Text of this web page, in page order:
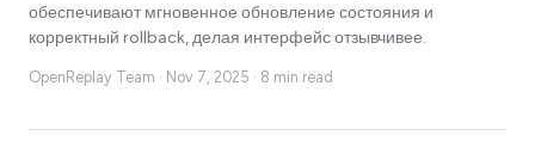
обеспечивают мгновенное обновление состояния и
корректный rollback, делая интерфейс отзывчивее.
OpenReplay Team · Nov 7, 2025 · 8 min read